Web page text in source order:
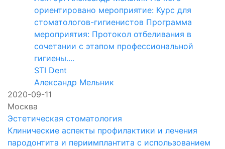
ориентировано мероприятие: Курс для
стоматологов-гигиенистов Программа
мероприятия: Протокол отбеливания в
сочетании с этапом профессиональной
гигиены....
STI Dent
Александр Мельник
2020-09-11
Москва
Эстетическая стоматология
Клинические аспекты профилактики и лечения
пародонтита и периимплантита с использованием